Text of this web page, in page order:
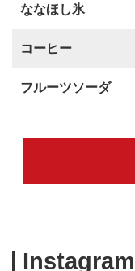
ななほし氷
コーヒー
フルーツソーダ
Instagram